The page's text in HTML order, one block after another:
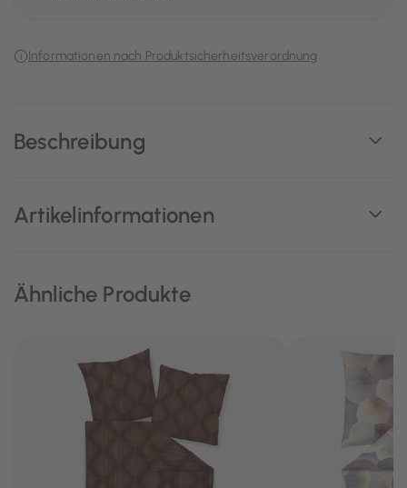
Beschreibung
Artikelinformationen
Informationen nach Produktsicherheitsverordnung